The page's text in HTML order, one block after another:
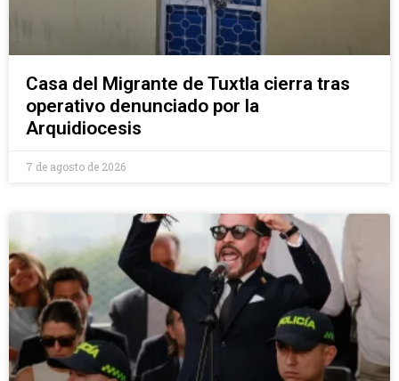
Casa del Migrante de Tuxtla cierra tras
operativo denunciado por la
Arquidiocesis
7 de agosto de 2026